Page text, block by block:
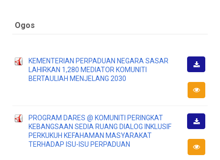
Ogos
KEMENTERIAN PERPADUAN NEGARA SASAR
LAHIRKAN 1,280 MEDIATOR KOMUNITI
BERTAULIAH MENJELANG 2030
Turun
PROGRAM DARES @ KOMUNITI PERINGKAT
KEBANGSAAN SEDIA RUANG DIALOG INKLUSIF
PERKUKUH KEFAHAMAN MASYARAKAT
TERHADAP ISU-ISU PERPADUAN
Turun